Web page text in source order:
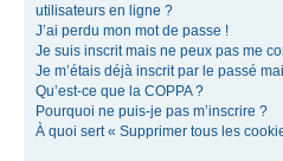
utilisateurs en ligne ?
J’ai perdu mon mot de passe !
Je suis inscrit mais ne peux pas me
Je m’étais déjà inscrit par le passé
Qu’est-ce que la COPPA ?
Pourquoi ne puis-je pas m’inscrire ?
À quoi sert « Supprimer tous les